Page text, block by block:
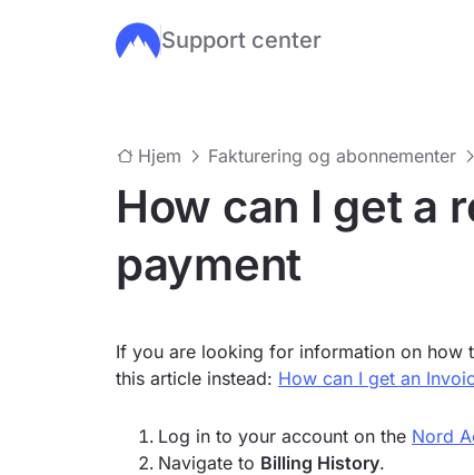
Hopp til hovedinnhold
Support center
Hjem Fakturering og abonnementer
How can I get a
payment
If you are looking for information on how
this article instead: How can I get an
Log in to your account on the Nord
Navigate to Billing History.